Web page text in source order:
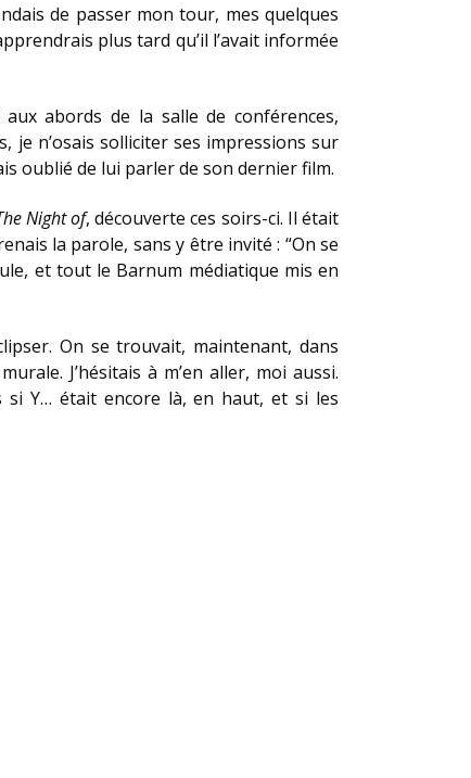
de passer mon tour, mes quelques
plus tard qu’il l’avait informée
abords de la salle de conférences,
je n’osais solliciter ses impressions sur
oublié de lui parler de son dernier film.
Night of, découverte ces soirs-ci. Il était
la parole, sans y être invité : “On se
et tout le Barnum médiatique mis en
On se trouvait, maintenant, dans
J’hésitais à m’en aller, moi aussi.
si Y… était encore là, en haut, et si les